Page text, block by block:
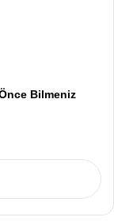
Bilmeniz